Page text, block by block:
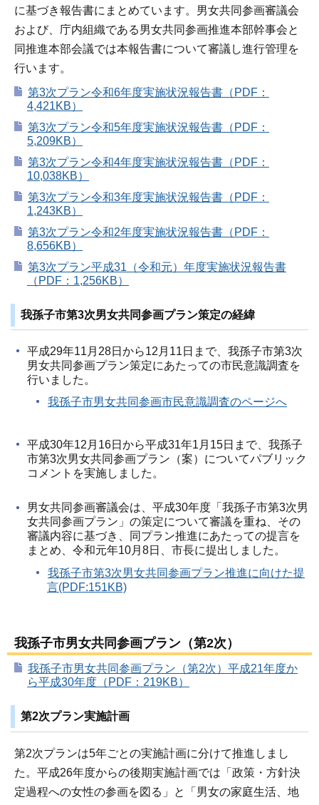
に基づき報告書にまとめています。男女共同参画審議会
および、庁内組織である男女共同参画推進本部幹事会と
同推進本部会議では本報告書について審議し進行管理を
行います。
第3次プラン令和6年度実施状況報告書（PDF：
4,421KB）
第3次プラン令和5年度実施状況報告書（PDF：
5,209KB）
第3次プラン令和4年度実施状況報告書（PDF：
10,038KB）
第3次プラン令和3年度実施状況報告書（PDF：
1,243KB）
第3次プラン令和2年度実施状況報告書（PDF：
8,656KB）
第3次プラン平成31（令和元）年度実施状況報告書
（PDF：1,256KB）
我孫子市第3次男女共同参画プラン策定の経緯
平成29年11月28日から12月11日まで、我孫子市第3次
男女共同参画プラン策定にあたっての市民意識調査を
行いました。
我孫子市男女共同参画市民意識調査のページへ
平成30年12月16日から平成31年1月15日まで、我孫子
市第3次男女共同参画プラン（案）についてパブリック
コメントを実施しました。
男女共同参画審議会は、平成30年度「我孫子市第3次男
女共同参画プラン」の策定について審議を重ね、その
審議内容に基づき、同プラン推進にあたっての提言を
まとめ、令和元年10月8日、市長に提出しました。
我孫子市第3次男女共同参画プラン推進に向けた提
言(PDF:151KB)
我孫子市男女共同参画プラン（第2次）
我孫子市男女共同参画プラン（第2次）平成21年度か
ら平成30年度（PDF：219KB）
第2次プラン実施計画
第2次プランは5年ごとの実施計画に分けて推進しまし
た。平成26年度からの後期実施計画では「政策・方針決
定過程への女性の参画を図る」と「男女の家庭生活、地